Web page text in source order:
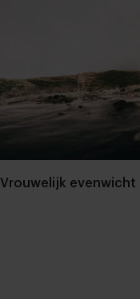
Vrouwelijk evenwicht